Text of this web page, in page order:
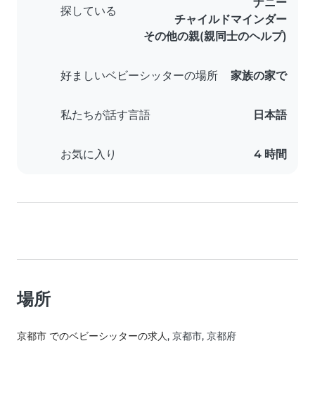
探している
チャイルドマインダー
その他の親(親同士のヘルプ)
好ましいベビーシッターの場所 家族の家で
私たちが話す言語 日本語
お気に入り 4 時間
場所
京都市 でのベビーシッターの求人, 京都市, 京都府